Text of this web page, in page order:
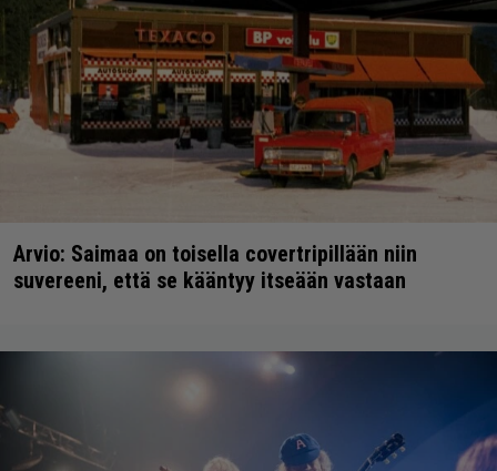
Arvio: Saimaa on toisella covertripillään niin
suvereeni, että se kääntyy itseään vastaan